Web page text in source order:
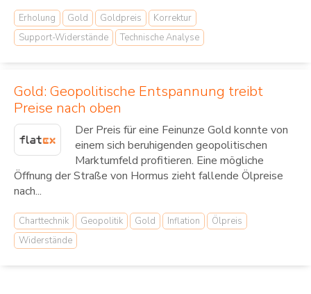
Erholung Gold Goldpreis
Korrektur
Support-Widerstände
Technische Analyse
Gold: Geopolitische Entspannung treibt
Preise nach oben
Der Preis für eine Feinunze Gold konnte von
einem sich beruhigenden geopolitischen
Marktumfeld profitieren. Eine mögliche
Öffnung der Straße von Hormus zieht fallende Ölpreise
nach...
Charttechnik Geopolitik Gold Inflation
Ölpreis
Widerstände